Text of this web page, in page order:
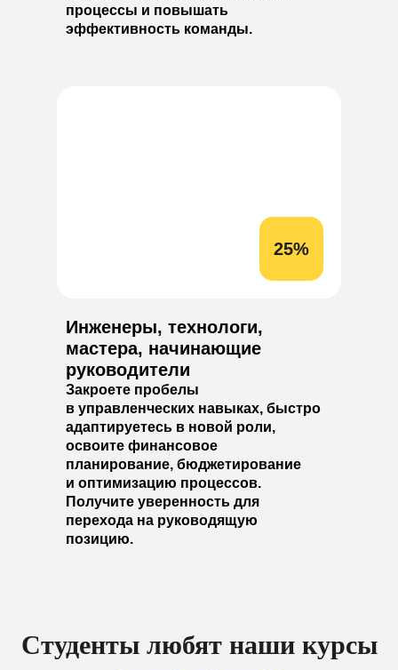
25%
Инженеры, технологи,
мастера, начинающие
руководители
Закроете пробелы
в управленческих навыках, быстро
адаптируетесь в новой роли,
освоите финансовое
планирование, бюджетирование
и оптимизацию процессов.
Получите уверенность для
перехода на руководящую
позицию.
процессы и повышать
эффективность команды.
Студенты любят наши курсы